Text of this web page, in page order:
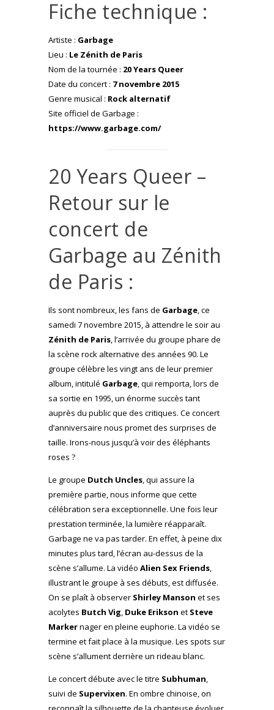
Fiche technique :
Artiste : Garbage
Lieu : Le Zénith de Paris
Nom de la tournée : 20 Years Queer
Date du concert : 7 novembre 2015
Genre musical : Rock alternatif
Site officiel de Garbage :
https://www.garbage.com/
20 Years Queer –
Retour sur le
concert de
Garbage au Zénith
de Paris :
Ils sont nombreux, les fans de Garbage, ce
samedi 7 novembre 2015, à attendre le soir au
Zénith de Paris, l’arrivée du groupe phare de
la scène rock alternative des années 90. Le
groupe célèbre les vingt ans de leur premier
album, intitulé Garbage, qui remporta, lors de
sa sortie en 1995, un énorme succès tant
auprès du public que des critiques. Ce concert
d’anniversaire nous promet des surprises de
taille. Irons-nous jusqu’à voir des éléphants
roses ?
Le groupe Dutch Uncles, qui assure la
première partie, nous informe que cette
célébration sera exceptionnelle. Une fois leur
prestation terminée, la lumière réapparaît.
Garbage ne va pas tarder. En effet, à peine dix
minutes plus tard, l’écran au-dessus de la
scène s’allume. La vidéo Alien Sex Friends,
illustrant le groupe à ses débuts, est diffusée.
On se plaît à observer Shirley Manson et ses
acolytes Butch Vig, Duke Erikson et Steve
Markernager en pleine euphorie. La vidéo se
termine et fait place à la musique. Les spots sur
scène s’allument derrière un rideau blanc.
Le concert débute avec le titre Subhuman,
suivi de Supervixen. En ombre chinoise, on